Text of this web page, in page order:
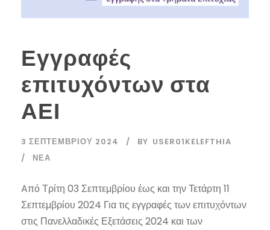
Εγγραφές
επιτυχόντων στα
ΑΕΙ
3 ΣΕΠΤΕΜΒΡΊΟΥ 2024 BY USER01KELEFTHIA
ΝΈΑ
Aπό Τρίτη 03 Σεπτεμβρίου έως και την Τετάρτη 11
Σεπτεμβρίου 2024 Για τις εγγραφές των επιτυχόντων
στις Πανελλαδικές Εξετάσεις 2024 και των